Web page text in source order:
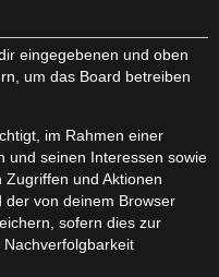
eingegebenen und oben
um das Board betreiben
im Rahmen einer
und seinen Interessen sowie
und Aktionen
der von deinem Browser
sofern dies zur